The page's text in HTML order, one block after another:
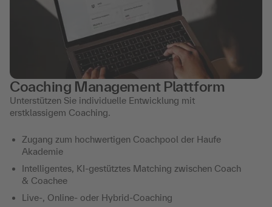
Coaching Management Plattform
Unterstützen Sie individuelle Entwicklung mit
erstklassigem Coaching.
Zugang zum hochwertigen Coachpool der Haufe
Akademie
Intelligentes, KI-gestütztes Matching zwischen Coach
& Coachee
Live-, Online- oder Hybrid-Coaching